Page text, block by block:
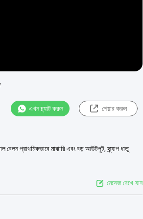
এখন চ্যাট করুন শেয়ার করুন
বেলন প্রাথমিকভাবে মাঝারি এবং বড় আউটপুট, স্ক্র্যাপ ধাতু
মেসেজ রেখে যান